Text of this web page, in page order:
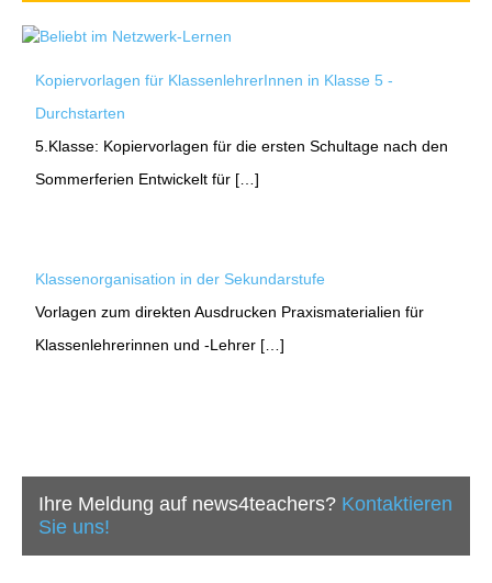
Kopiervorlagen für KlassenlehrerInnen in Klasse 5 -
Durchstarten
5.Klasse: Kopiervorlagen für die ersten Schultage nach den
Sommerferien Entwickelt für […]
Klassenorganisation in der Sekundarstufe
Vorlagen zum direkten Ausdrucken Praxismaterialien für
Klassenlehrerinnen und -Lehrer […]
Ihre Meldung auf news4teachers? Kontaktieren
Sie uns!